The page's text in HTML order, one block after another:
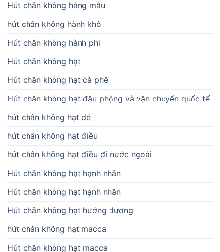
Hút chân không hàng mẫu
hút chân không hành khô
Hút chân không hành phi
Hút chân không hạt
Hút chân không hạt cà phê
Hút chân không hạt đậu phộng và vận chuyển quốc tế
hút chân không hạt dẻ
hút chân không hạt điều
hút chân không hạt điều đi nước ngoài
Hút chân không hạt hạnh nhân
Hút chân không hạt hạnh nhân
Hút chân không hạt hướng dương
hút chân không hạt macca
Hút chân không hạt macca